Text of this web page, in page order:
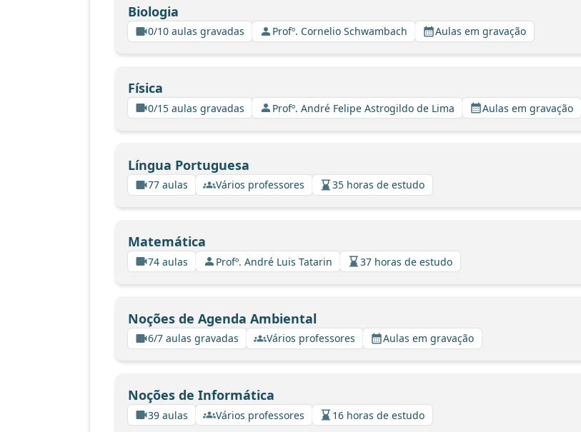
Biologia
0/10 aulas gravadas Profº. Cornelio Schwambach Aulas em gravação
Física
0/15 aulas gravadas Profº. André Felipe Astrogildo de Lima Aulas em gravação
Língua Portuguesa
77 aulas Vários professores 35 horas de estudo
Matemática
74 aulas Profº. André Luis Tatarin 37 horas de estudo
Noções de Agenda Ambiental
6/7 aulas gravadas Vários professores Aulas em gravação
Noções de Informática
39 aulas Vários professores 16 horas de estudo